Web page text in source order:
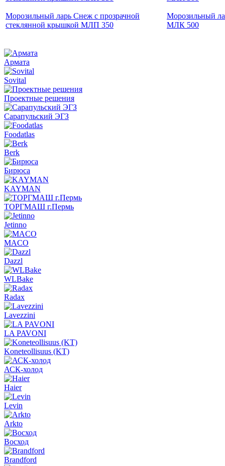
Морозильный ларь Снеж с прозрачной
стеклянной крышкой МЛП 350
Морозильный
МЛК 500
Армата
Sovital
Проектные решения
Сарапульский ЭГЗ
Foodatlas
Berk
Бирюса
KAYMAN
ТОРГМАШ г.Пермь
Jetinno
MACO
Dazzl
WLBake
Radax
Lavezzini
LA PAVONI
Koneteollisuus (KT)
АСК-холод
Haier
Levin
Arkto
Восход
Brandford